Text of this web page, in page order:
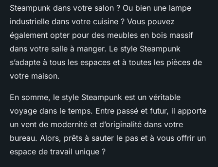
Steampunk dans votre salon ? Ou bien une lampe
industrielle dans votre cuisine ? Vous pouvez
également opter pour des meubles en bois massif
dans votre salle à manger. Le style Steampunk
s’adapte à tous les espaces et à toutes les pièces de
votre maison.
En somme, le style Steampunk est un véritable
voyage dans le temps. Entre passé et futur, il apporte
un vent de modernité et d’originalité dans votre
bureau. Alors, prêts à sauter le pas et à vous offrir un
espace de travail unique ?